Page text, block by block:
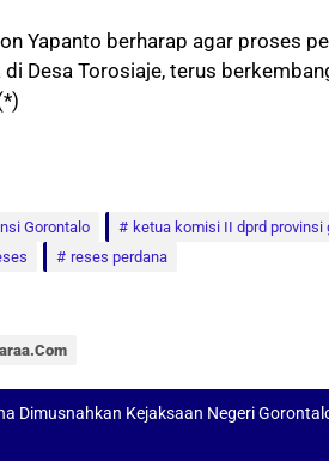
Yapanto berharap agar proses
Desa Torosiaje, terus
Gorontalo
ketua komisi II dprd provinsi
reses perdana
Dimusnahkan Kejaksaan Negeri